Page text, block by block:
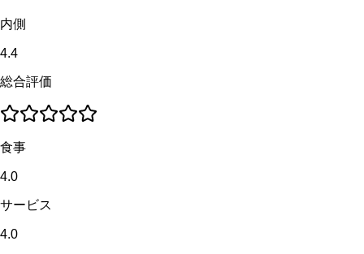
内側
4.4
総合評価
食事
4.0
サービス
4.0